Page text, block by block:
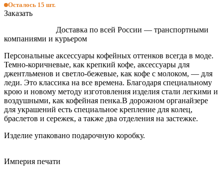
Осталось 15 шт.
Заказать
Доставка по всей России — транспортными
компаниями и курьером
Персональные аксессуары кофейных оттенков всегда в моде.
Темно-коричневые, как крепкий кофе, аксессуары для
джентльменов и светло-бежевые, как кофе с молоком, — для
леди. Это классика на все времена. Благодаря специальному
крою и новому методу изготовления изделия стали легкими и
воздушными, как кофейная пенка.В дорожном органайзере
для украшений есть специальное крепление для колец,
браслетов и сережек, а также два отделения на застежке.
Изделие упаковано подарочную коробку.
Империя печати